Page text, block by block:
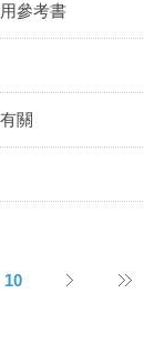
參考書
關
10